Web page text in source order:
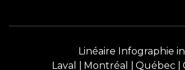
Linéaire Infographie
Laval
Montréal Québec